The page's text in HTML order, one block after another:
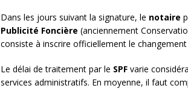
Dans les jours suivant la signature, le notaire
Publicité Foncière (anciennement
consiste à inscrire officiellement le
Le délai de traitement par le SPFvarie
services administratifs. En moyenne, il faut